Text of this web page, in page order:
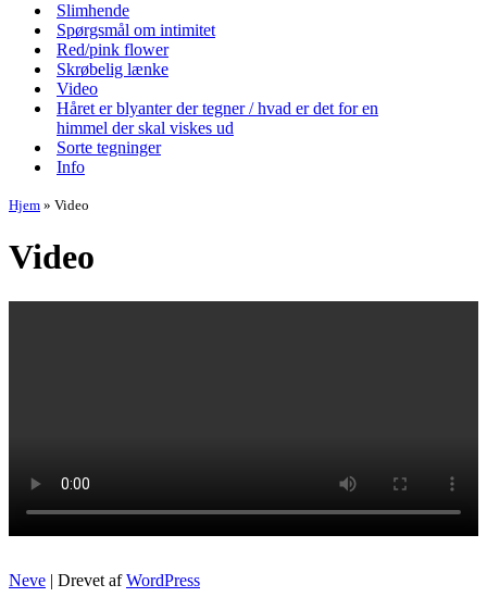
Slimhende
Spørgsmål om intimitet
Red/pink flower
Skrøbelig lænke
Video
Håret er blyanter der tegner / hvad er det for en
himmel der skal viskes ud
Sorte tegninger
Info
Hjem » Video
Video
Neve | Drevet afWordPress